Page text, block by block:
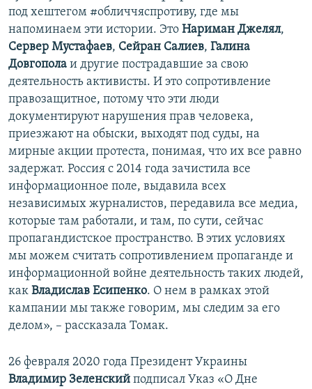
под хештегом #обличчяспротиву, где мы
напоминаем эти истории. Это Нариман Джелял,
Сервер Мустафаев, Сейран Салиев, Галина
Довгопола и другие пострадавшие за свою
деятельность активисты. И это сопротивление
правозащитное, потому что эти люди
документируют нарушения прав человека,
приезжают на обыски, выходят под суды, на
мирные акции протеста, понимая, что их все равно
задержат. Россия с 2014 года зачистила все
информационное поле, выдавила всех
независимых журналистов, передавила все медиа,
которые там работали, и там, по сути, сейчас
пропагандистское пространство. В этих условиях
мы можем считать сопротивлением пропаганде и
информационной войне деятельность таких людей,
как Владислав Есипенко. О нем в рамках этой
кампании мы также говорим, мы следим за его
делом», – рассказала Томак.
26 февраля 2020 года Президент Украины
Владимир Зеленский подписал Указ «О Дне